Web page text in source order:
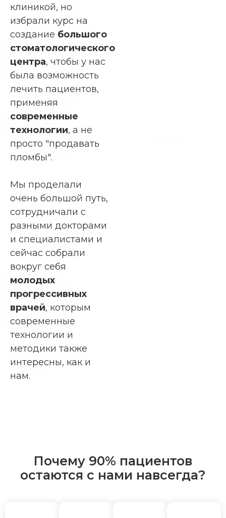
клиникой, но
избрали курс на
создание большого
стоматологического
центра, чтобы у нас
была возможность
лечить пациентов,
применяя
современные
технологии, а не
просто "продавать
пломбы".
Мы проделали
очень большой путь,
сотрудничали с
разными докторами
и специалистами и
сейчас собрали
вокруг себя
молодых
прогрессивных
врачей, которым
современные
технологии и
методики также
интересны, как и
нам.
Почему 90% пациентов
остаются с нами навсегда?